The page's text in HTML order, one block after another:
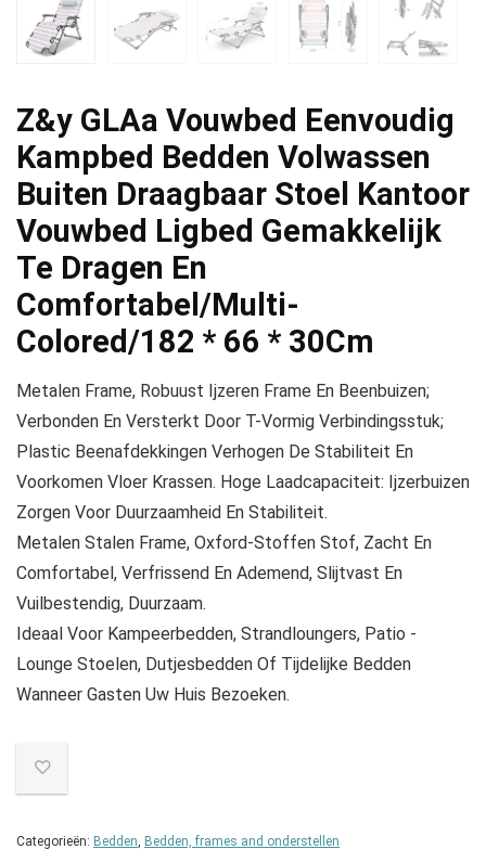
Z&y GLAa Vouwbed Eenvoudig
Kampbed Bedden Volwassen
Buiten Draagbaar Stoel Kantoor
Vouwbed Ligbed Gemakkelijk
Te Dragen En
Comfortabel/Multi-
Colored/182 * 66 * 30Cm
Metalen Frame, Robuust Ijzeren Frame En Beenbuizen;
Verbonden En Versterkt Door T-Vormig Verbindingsstuk;
Plastic Beenafdekkingen Verhogen De Stabiliteit En
Voorkomen Vloer Krassen. Hoge Laadcapaciteit: Ijzerbuizen
Zorgen Voor Duurzaamheid En Stabiliteit.
Metalen Stalen Frame, Oxford-Stoffen Stof, Zacht En
Comfortabel, Verfrissend En Ademend, Slijtvast En
Vuilbestendig, Duurzaam.
Ideaal Voor Kampeerbedden, Strandloungers, Patio -
Lounge Stoelen, Dutjesbedden Of Tijdelijke Bedden
Wanneer Gasten Uw Huis Bezoeken.
Categorieën: Bedden, Bedden, frames and onderstellen